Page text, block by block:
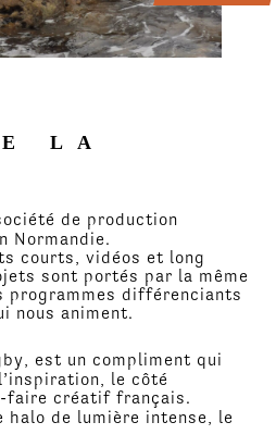
LA
de production
Normandie.
courts, vidéos et long
sont portés par la même
programmes différenciants
nous animent.
est un compliment qui
le côté
faire créatif français.
halo de lumière intense, le